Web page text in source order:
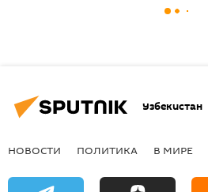
Узбекистан
НОВОСТИ ПОЛИТИКА В МИРЕ